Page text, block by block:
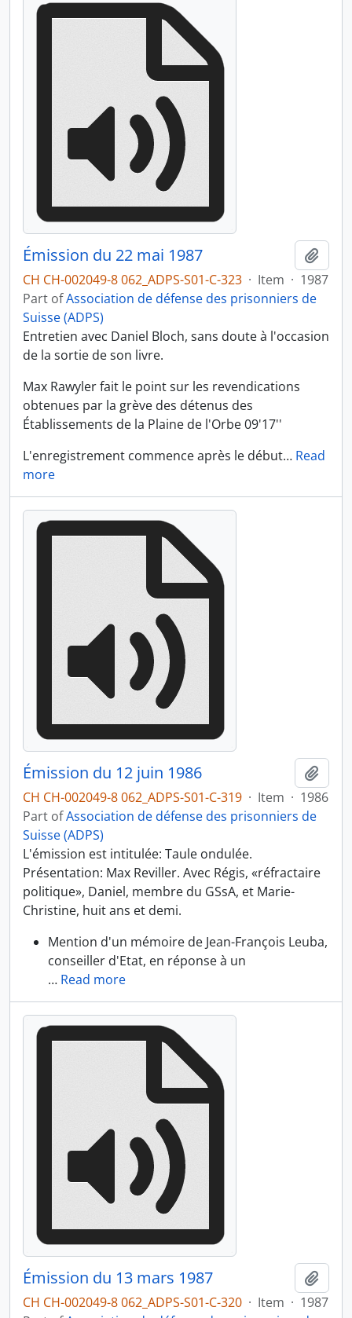
Émission du 22 mai 1987
CH CH-002049-8 062_ADPS-S01-C-323 · Item · 1987
Part ofAssociation de défense des prisonniers de
Suisse (ADPS)
Entretien avec Daniel Bloch, sans doute à l'occasion
de la sortie de son livre.
Max Rawyler fait le point sur les revendications
obtenues par la grève des détenus des
Établissements de la Plaine de l'Orbe 09'17''
L'enregistrement commence après le début… Read
more
Émission du 12 juin 1986
CH CH-002049-8 062_ADPS-S01-C-319 · Item · 1986
Part ofAssociation de défense des prisonniers de
Suisse (ADPS)
L'émission est intitulée: Taule ondulée.
Présentation: Max Reviller. Avec Régis, «réfractaire
politique», Daniel, membre du GSsA, et Marie-
Christine, huit ans et demi.
Mention d'un mémoire de Jean-François Leuba,
conseiller d'Etat, en réponse à un
… Read more
Émission du 13 mars 1987
CH CH-002049-8 062_ADPS-S01-C-320 · Item · 1987